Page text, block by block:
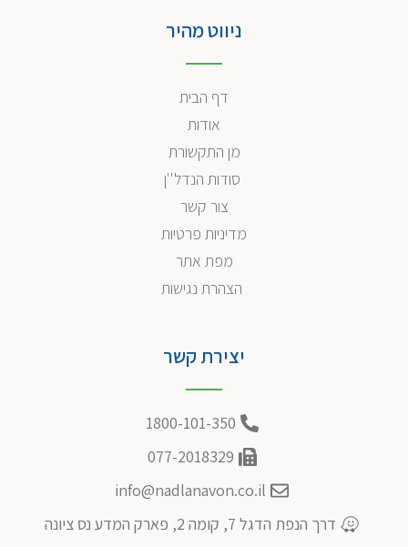
ניווט מהיר
דף הבית
אודות
מן התקשורת
סודות הנדל''ן
צור קשר
מדיניות פרטיות
מפת אתר
הצהרת נגישות
יצירת קשר
1800-101-350
077-2018329
info@nadlanavon.co.il
דרך הנפת הדגל 7, קומה 2, פארק המדע נס ציונה